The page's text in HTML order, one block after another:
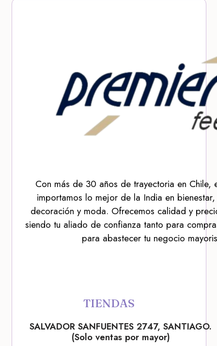
Con más de 30 años de trayectoria en Chile,
importamos lo mejor de la India en
decoración y moda. Ofrecemos calidad y
siendo tu aliado de confianza tanto para
para abastecer tu negocio
TIENDAS
SALVADOR SANFUENTES 2747, SANTIAGO.
(Solo ventas por mayor)